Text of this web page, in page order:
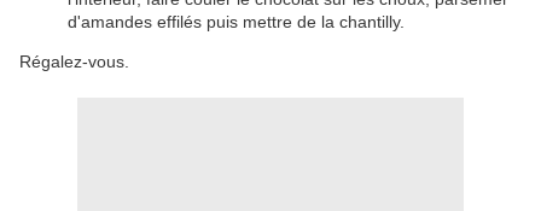
d'amandes effilés puis mettre de la chantilly.
Régalez-vous.